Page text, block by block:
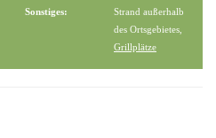
Sonstiges:
Strand außerhalb
des Ortsgebietes,
Grillplätze